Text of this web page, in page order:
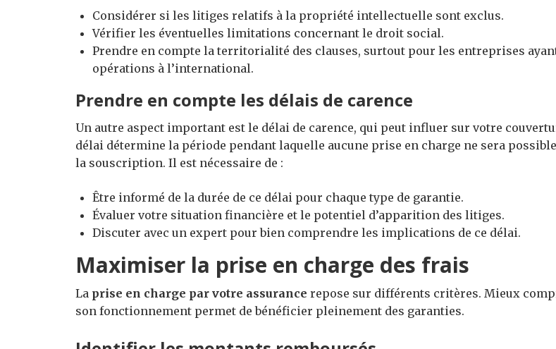
Considérer si les litiges relatifs à la propriété intellectuelle sont exclus.
Vérifier les éventuelles limitations concernant le droit social.
Prendre en compte la territorialité des clauses, surtout pour les entreprises
opérations à l’international.
Prendre en compte les délais de carence
Un autre aspect important est le délai de carence, qui peut influer sur votre
délai détermine la période pendant laquelle aucune prise en charge ne sera
la souscription. Il est nécessaire de :
Être informé de la durée de ce délai pour chaque type de garantie.
Évaluer votre situation financière et le potentiel d’apparition des litiges.
Discuter avec un expert pour bien comprendre les implications de ce délai.
Maximiser la prise en charge des frais
La prise en charge par votre assurance repose sur différents critères. Mieux
son fonctionnement permet de bénéficier pleinement des garanties.